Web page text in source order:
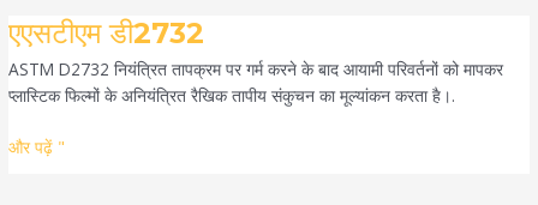
एएसटीएम डी2732
ASTM D2732 नियंत्रित तापक्रम पर गर्म करने के बाद आयामी परिवर्तनों को मापकर
प्लास्टिक फिल्मों के अनियंत्रित रैखिक तापीय संकुचन का मूल्यांकन करता है।.
एएसटीएम
डी2732
और पढ़ें "